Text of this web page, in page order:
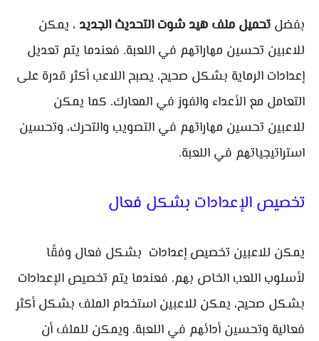
بفضل تحميل ملف هيد شوت التحديث الجديد ، يمكن
للاعبين تحسين مهاراتهم في اللعبة. فعندما يتم تعديل
إعدادات الرماية بشكل صحيح، يصبح اللاعب أكثر قدرة على
التعامل مع الأعداء والفوز في المعارك. كما يمكن
للاعبين تحسين مهاراتهم في التصويب والتحرك، وتحسين
استراتيجياتهم في اللعبة.
تخصيص الإعدادات بشكل فعال
يمكن للاعبين تخصيص إعدادات بشكل فعال وفقًا
لأسلوب اللعب الخاص بهم. فعندما يتم تخصيص الإعدادات
بشكل صحيح، يمكن للاعبين استخدام الملف بشكل أكثر
فعالية وتحسين أدائهم في اللعبة. ويمكن للملف أن